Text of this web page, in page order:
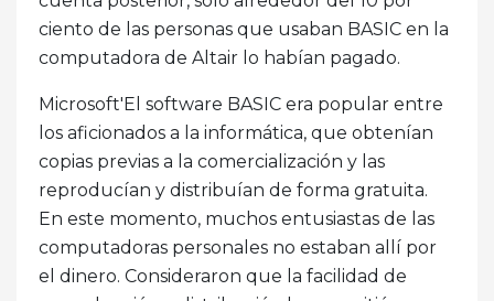
ciento de las personas que usaban BASIC en la
computadora de Altair lo habían pagado.
Microsoft'El software BASIC era popular entre
los aficionados a la informática, que obtenían
copias previas a la comercialización y las
reproducían y distribuían de forma gratuita.
En este momento, muchos entusiastas de las
computadoras personales no estaban allí por
el dinero. Consideraron que la facilidad de